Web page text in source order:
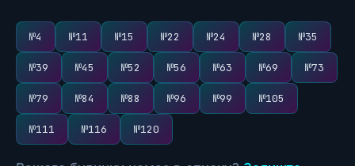
№4 №11 №15 №22 №24 №28 №35
№39 №45 №52 №56 №63 №69 №73
№79 №84 №88 №96 №99 №105
№111 №116 №120